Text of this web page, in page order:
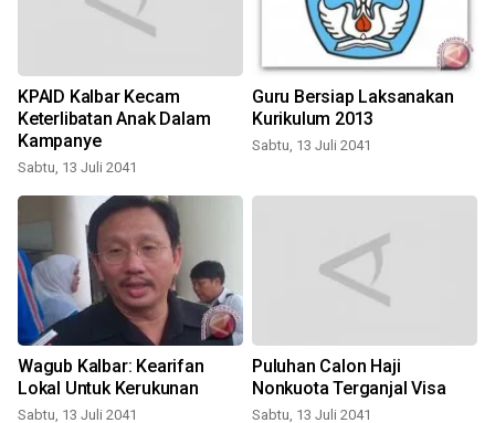
KPAID Kalbar Kecam
Keterlibatan Anak Dalam
Kampanye
Sabtu, 13 Juli 2041
Guru Bersiap Laksanakan
Kurikulum 2013
Sabtu, 13 Juli 2041
Wagub Kalbar: Kearifan
Lokal Untuk Kerukunan
Sabtu, 13 Juli 2041
Puluhan Calon Haji
Nonkuota Terganjal Visa
Sabtu, 13 Juli 2041